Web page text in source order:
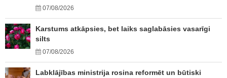
07/08/2026
Karstums atkāpsies, bet laiks saglabāsies vasarīgi
silts
07/08/2026
Labklājības ministrija rosina reformēt un būtiski